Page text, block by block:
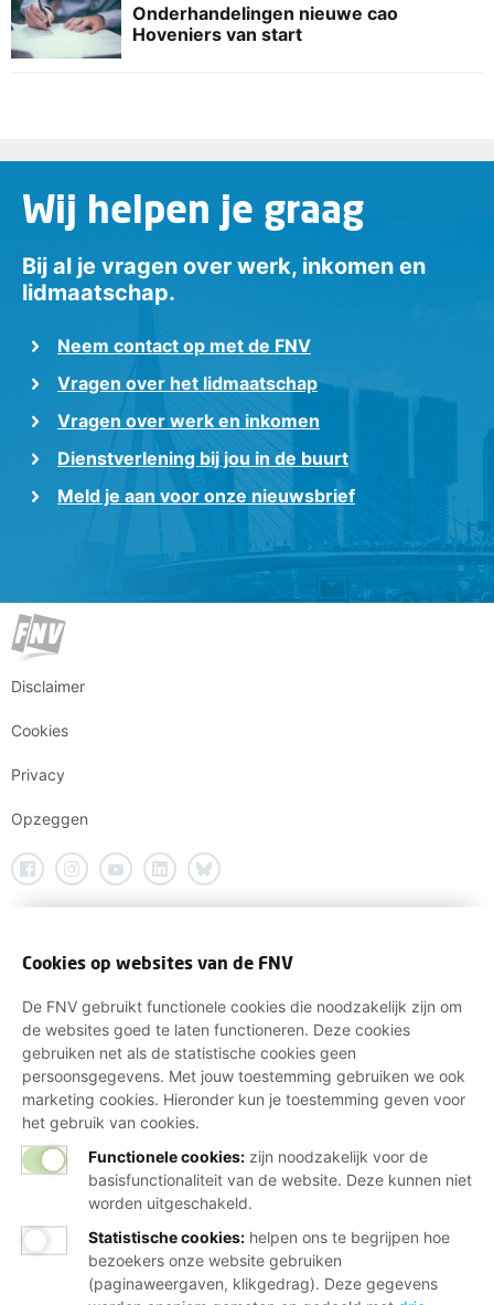
Onderhandelingen nieuwe cao
Hoveniers van start
Wij helpen je graag
Bij al je vragen over werk, inkomen en
lidmaatschap.
Neem contact op met de FNV
Vragen over het lidmaatschap
Vragen over werk en inkomen
Dienstverlening bij jou in de buurt
Meld je aan voor onze nieuwsbrief
Disclaimer
Cookies
Privacy
Opzeggen
Cookies op websites van de FNV
De FNV gebruikt functionele cookies die noodzakelijk zijn om
de websites goed te laten functioneren. Deze cookies
gebruiken net als de statistische cookies geen
persoonsgegevens. Met jouw toestemming gebruiken we ook
marketing cookies. Hieronder kun je toestemming geven voor
het gebruik van cookies.
Functionele cookies: zijn noodzakelijk voor de
basisfunctionaliteit van de website. Deze kunnen niet
worden uitgeschakeld.
Statistische cookies: helpen ons te begrijpen hoe
bezoekers onze website gebruiken
(paginaweergaven, klikgedrag). Deze gegevens